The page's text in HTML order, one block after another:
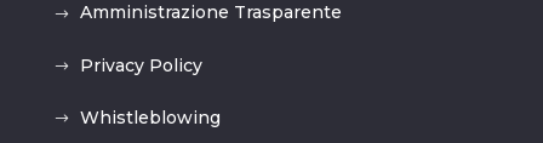
Amministrazione Trasparente
Privacy Policy
Whistleblowing